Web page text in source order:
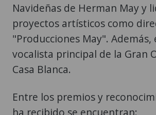
Navideñas de Herman May y
proyectos artísticos como
"Producciones May". Además,
vocalista principal de la Gran
Casa Blanca.
Entre los premios y
ha recibido se encuentran: